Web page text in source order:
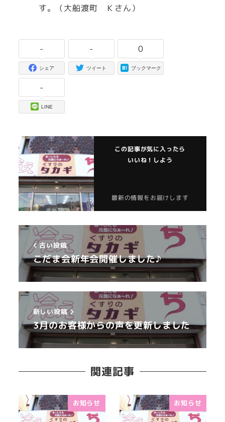
す。（大船渡町 Ｋさん）
-
シェア
-
ツイート
0
ブックマーク
-
LINE
この記事が気に入ったら
いいね！しよう
最新の情報をお届けします
古い投稿
こだま会新年会開催しました♪
新しい投稿
3月のお客様からの声を更新しました
関連記事
お知らせ お知らせ